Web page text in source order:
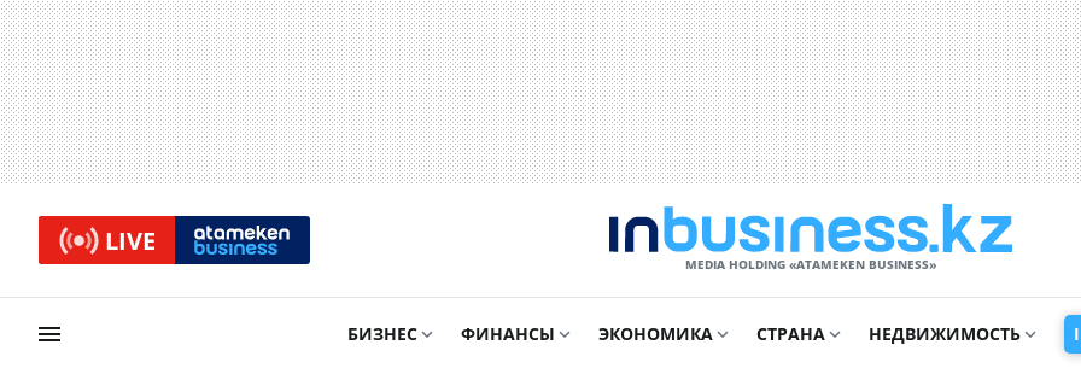
LIVE
MEDIA HOLDING «ATAMEKЕN BUSINESS»
БИЗНЕС ФИНАНСЫ ЭКОНОМИКА СТРАНА НЕДВИЖИМОСТЬ